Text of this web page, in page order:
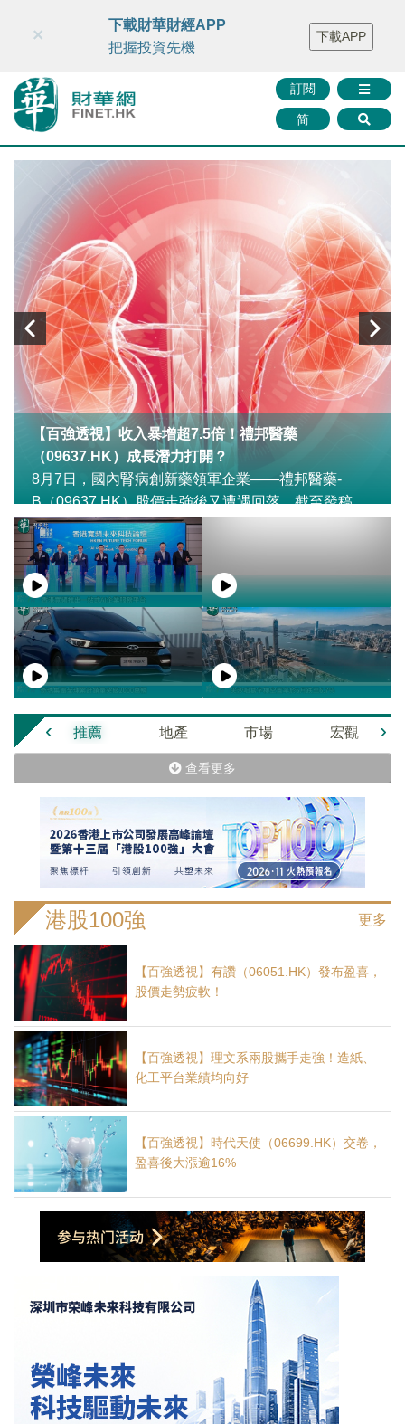
財華智庫網 FINTV FINMETA 財華證券 媒體矩陣
智庫沙龍
聯絡我們
訂閱
简
×
下載財華財經APP
把握投資先機
下載APP
【百強透視】收入暴增超7.5倍！禮邦醫藥
（09637.HK）成長潛力打開？
8月7日，國內腎病創新藥領軍企業——禮邦醫藥-
B（09637.HK）股價走強後又遭遇回落，截至發稿，
微跌0.55%，報32.50港元/股。
推薦 地產 市場 宏觀
‹ ›
查看更多
更多
港股100強
【百強透視】有讚（06051.HK）發布盈喜，
股價走勢疲軟！
【百強透視】理文系兩股攜手走強！造紙、
化工平台業績均向好
【百強透視】時代天使（06699.HK）交卷，
盈喜後大漲逾16%